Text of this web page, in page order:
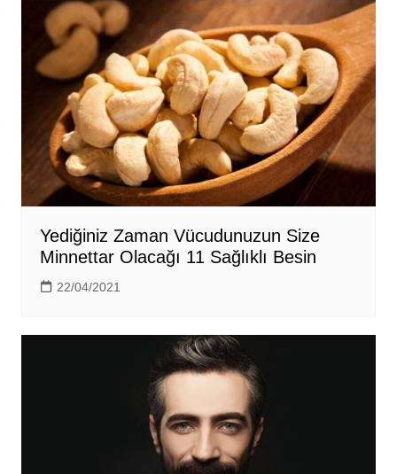
Yediğiniz Zaman Vücudunuzun Size
Minnettar Olacağı 11 Sağlıklı Besin
22/04/2021